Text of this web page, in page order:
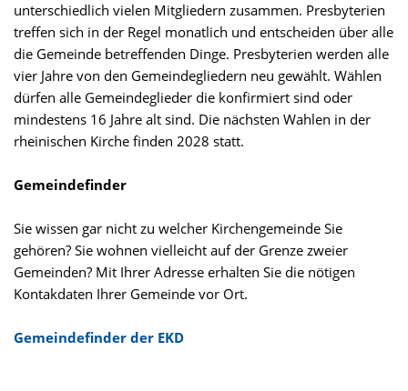
unterschiedlich vielen Mitgliedern zusammen. Presbyterien
treffen sich in der Regel monatlich und entscheiden über alle
die Gemeinde betreffenden Dinge. Presbyterien werden alle
vier Jahre von den Gemeindegliedern neu gewählt. Wählen
dürfen alle Gemeindeglieder die konfirmiert sind oder
mindestens 16 Jahre alt sind. Die nächsten Wahlen in der
rheinischen Kirche finden 2028 statt.
Gemeindefinder
Sie wissen gar nicht zu welcher Kirchengemeinde Sie
gehören? Sie wohnen vielleicht auf der Grenze zweier
Gemeinden? Mit Ihrer Adresse erhalten Sie die nötigen
Kontakdaten Ihrer Gemeinde vor Ort.
Gemeindefinder der EKD